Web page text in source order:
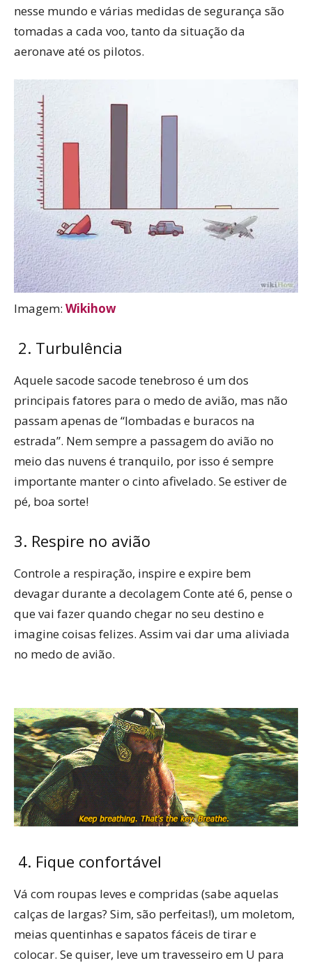
nesse mundo e várias medidas de segurança são
tomadas a cada voo, tanto da situação da
aeronave até os pilotos.
Imagem: Wikihow
2. Turbulência
Aquele sacode sacode tenebroso é um dos
principais fatores para o medo de avião, mas não
passam apenas de “lombadas e buracos na
estrada”. Nem sempre a passagem do avião no
meio das nuvens é tranquilo, por isso é sempre
importante manter o cinto afivelado. Se estiver de
pé, boa sorte!
3. Respire no avião
Controle a respiração, inspire e expire bem
devagar durante a decolagem Conte até 6, pense o
que vai fazer quando chegar no seu destino e
imagine coisas felizes. Assim vai dar uma aliviada
no medo de avião.
4. Fique confortável
Vá com roupas leves e compridas (sabe aquelas
calças de largas? Sim, são perfeitas!), um moletom,
meias quentinhas e sapatos fáceis de tirar e
colocar. Se quiser, leve um travesseiro em U para